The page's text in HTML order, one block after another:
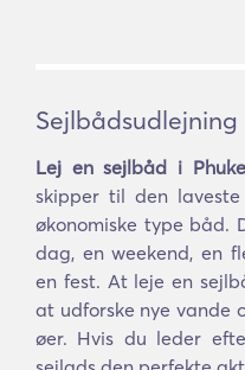
Lej en sejlbåd i
skipper til den
økonomiske type båd.
dag, en weekend, en
en fest. At leje en
at udforske nye vande
øer. Hvis du leder